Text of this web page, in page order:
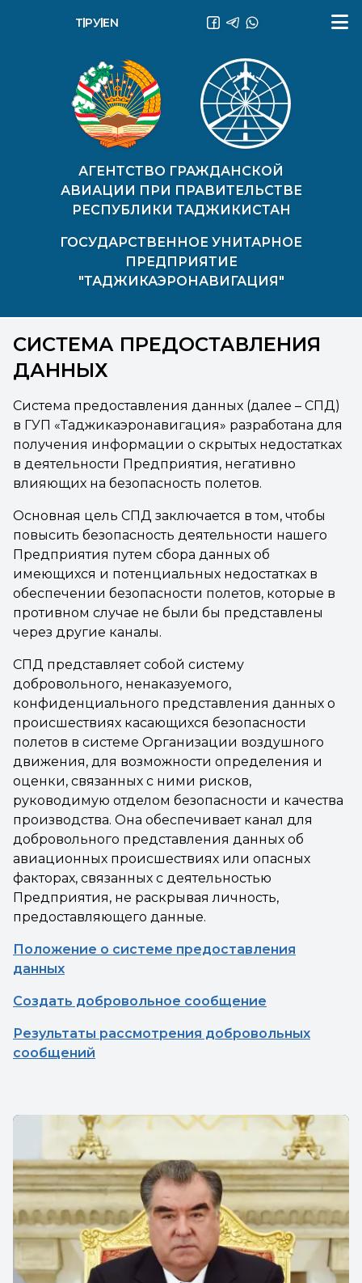
АГЕНТСТВО ГРАЖДАНСКОЙ
АВИАЦИИ ПРИ ПРАВИТЕЛЬСТВЕ
РЕСПУБЛИКИ ТАДЖИКИСТАН
ГОСУДАРСТВЕННОЕ УНИТАРНОЕ
ПРЕДПРИЯТИЕ
"ТАДЖИКАЭРОНАВИГАЦИЯ"
ТҶ РУEN
СИСТЕМА ПРЕДОСТАВЛЕНИЯ
ДАННЫХ
Система предоставления данных (далее – СПД)
в ГУП «Таджикаэронавигация» разработана для
получения информации о скрытых недостатках
в деятельности Предприятия, негативно
влияющих на безопасность полетов.
Основная цель СПД заключается в том, чтобы
повысить безопасность деятельности нашего
Предприятия путем сбора данных об
имеющихся и потенциальных недостатках в
обеспечении безопасности полетов, которые в
противном случае не были бы представлены
через другие каналы.
СПД представляет собой систему
добровольного, ненаказуемого,
конфиденциального представления данных о
происшествиях касающихся безопасности
полетов в системе Организации воздушного
движения, для возможности определения и
оценки, связанных с ними рисков,
руководимую отделом безопасности и качества
производства. Она обеспечивает канал для
добровольного представления данных об
авиационных происшествиях или опасных
факторах, связанных с деятельностью
Предприятия, не раскрывая личность,
предоставляющего данные.
Положение о системе предоставления
данных
Создать добровольное сообщение
Результаты рассмотрения добровольных
сообщений